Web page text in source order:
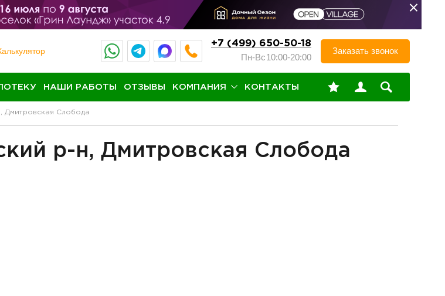
+7 (499) 650-50-18
Пн-Вс10:00-20:00
Заказать звонок
НАШИ РАБОТЫ ОТЗЫВЫ КОМПАНИЯ КОНТАКТЫ
Дмитровская Слобода
р-н, Дмитровская Слобода